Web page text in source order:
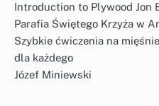
Introduction to Plywood Jon
Parafia Świętego Krzyża w
Szybkie ćwiczenia na
dla każdego
Józef Miniewski